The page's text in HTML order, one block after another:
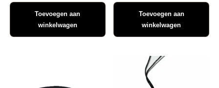
Toevoegen aan
winkelwagen
Toevoegen aan
winkelwagen